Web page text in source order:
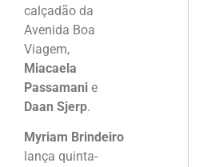
calçadão da
Avenida Boa
Viagem,
Miacaela
Passamani e
Daan Sjerp.
Myriam Brindeiro
lança quinta-